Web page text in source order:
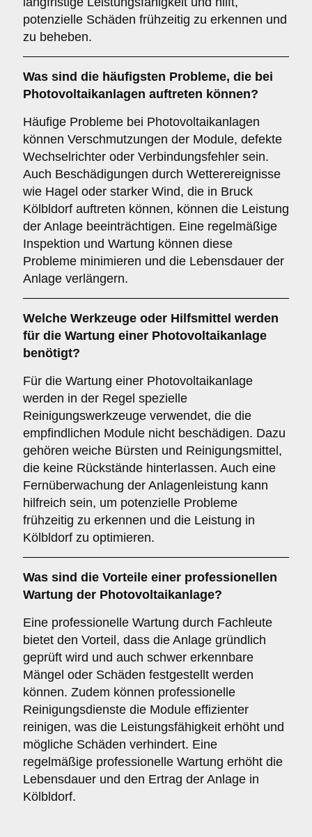
potenzielle Schäden frühzeitig zu erkennen und
zu beheben.
Was sind die häufigsten Probleme, die bei
Photovoltaikanlagen auftreten können?
Häufige Probleme bei Photovoltaikanlagen
können Verschmutzungen der Module, defekte
Wechselrichter oder Verbindungsfehler sein.
Auch Beschädigungen durch Wetterereignisse
wie Hagel oder starker Wind, die in Bruck
Kölbldorf auftreten können, können die Leistung
der Anlage beeinträchtigen. Eine regelmäßige
Inspektion und Wartung können diese
Probleme minimieren und die Lebensdauer der
Anlage verlängern.
Welche Werkzeuge oder Hilfsmittel werden
für die Wartung einer Photovoltaikanlage
benötigt?
Für die Wartung einer Photovoltaikanlage
werden in der Regel spezielle
Reinigungswerkzeuge verwendet, die die
empfindlichen Module nicht beschädigen. Dazu
gehören weiche Bürsten und Reinigungsmittel,
die keine Rückstände hinterlassen. Auch eine
Fernüberwachung der Anlagenleistung kann
hilfreich sein, um potenzielle Probleme
frühzeitig zu erkennen und die Leistung in
Kölbldorf zu optimieren.
Was sind die Vorteile einer professionellen
Wartung der Photovoltaikanlage?
Eine professionelle Wartung durch Fachleute
bietet den Vorteil, dass die Anlage gründlich
geprüft wird und auch schwer erkennbare
Mängel oder Schäden festgestellt werden
können. Zudem können professionelle
Reinigungsdienste die Module effizienter
reinigen, was die Leistungsfähigkeit erhöht und
mögliche Schäden verhindert. Eine
regelmäßige professionelle Wartung erhöht die
Lebensdauer und den Ertrag der Anlage in
Kölbldorf.